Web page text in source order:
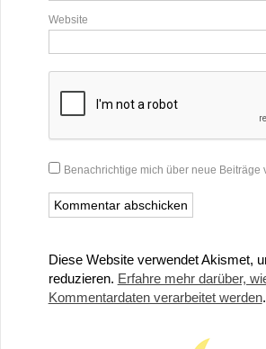
Website
Benachrichtige mich über neue Beiträge
Diese Website verwendet Akismet,
reduzieren. Erfahre mehr darüber,
Kommentardaten verarbeitet werden.